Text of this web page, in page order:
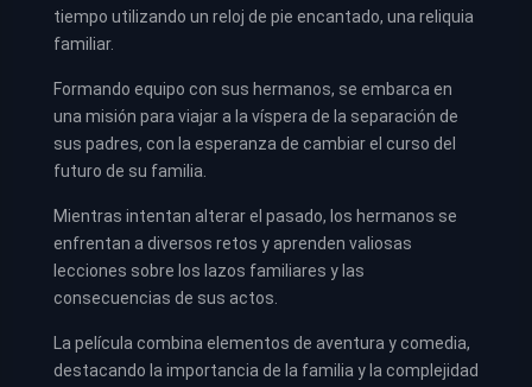
tiempo utilizando un reloj de pie encantado, una reliquia
familiar.
Formando equipo con sus hermanos, se embarca en
una misión para viajar a la víspera de la separación de
sus padres, con la esperanza de cambiar el curso del
futuro de su familia.
Mientras intentan alterar el pasado, los hermanos se
enfrentan a diversos retos y aprenden valiosas
lecciones sobre los lazos familiares y las
consecuencias de sus actos.
La película combina elementos de aventura y comedia,
destacando la importancia de la familia y la complejidad